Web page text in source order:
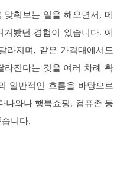
춰보는 일을 해오면서, 메
봤던 경험이 있습니다. 예
라지며, 같은 가격대에서도
라진다는 것을 여러 차례 확
일반적인 흐름을 바탕으로
나와나 행복쇼핑, 컴퓨존 등
니다.